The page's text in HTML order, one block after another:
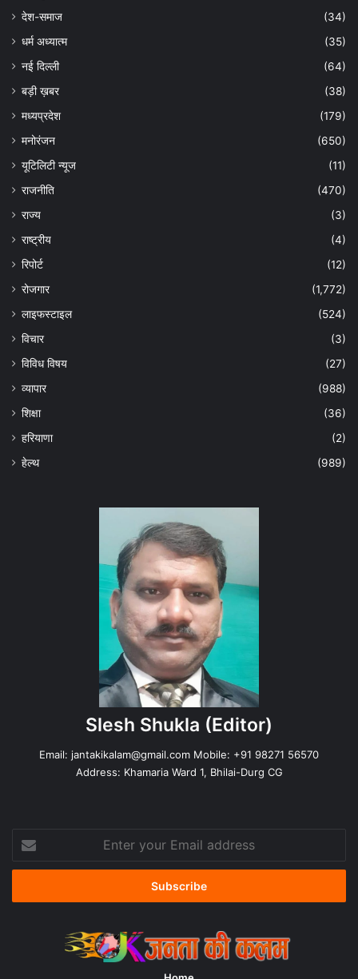
देश-समाज
(34)
धर्म अध्यात्म
(35)
नई दिल्ली
(64)
बड़ी ख़बर
(38)
मध्यप्रदेश
(179)
मनोरंजन
(650)
यूटिलिटी न्यूज
(11)
राजनीति
(470)
राज्य
(3)
राष्ट्रीय
(4)
रिपोर्ट
(12)
रोजगार
(1,772)
लाइफस्टाइल
(524)
विचार
(3)
विविध विषय
(27)
व्यापार
(988)
शिक्षा
(36)
हरियाणा
(2)
हेल्‍थ
(989)
Slesh Shukla (Editor)
Email: jantakikalam@gmail.com Mobile: +91 98271 56570
Address: Khamaria Ward 1, Bhilai-Durg CG
your
Email